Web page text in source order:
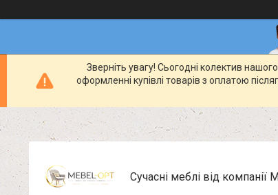
Зверніть увагу! Сьогодні колектив
оформленні купівлі товарів з оплатою
Сучасні меблі від компанії